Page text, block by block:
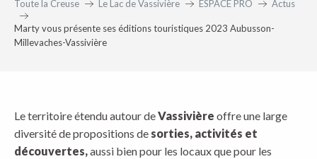
Toute la Creuse Le Lac de Vassivière ESPACE PRO Actus
Marty vous présente ses éditions touristiques 2023 Aubusson-
Millevaches-Vassivière
Le territoire étendu autour deVassivière offre une large
diversité de propositions de sorties, activités et
découvertes,aussi bien pour les locaux que pour les